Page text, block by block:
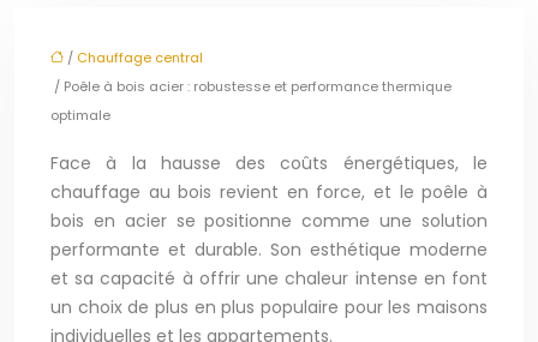
/ Chauffage central
/ Poêle à bois acier : robustesse et performance thermique
optimale
Face à la hausse des coûts énergétiques, le
chauffage au bois revient en force, et le poêle à
bois en acier se positionne comme une solution
performante et durable. Son esthétique moderne
et sa capacité à offrir une chaleur intense en font
un choix de plus en plus populaire pour les maisons
individuelles et les appartements.